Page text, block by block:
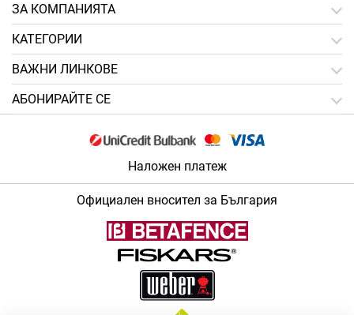
ЗA КОМПАНИЯТА
КАТЕГОРИИ
ВАЖНИ ЛИНКОВЕ
АБОНИРАЙТЕ СЕ
Наложен платеж
Официален вносител за България